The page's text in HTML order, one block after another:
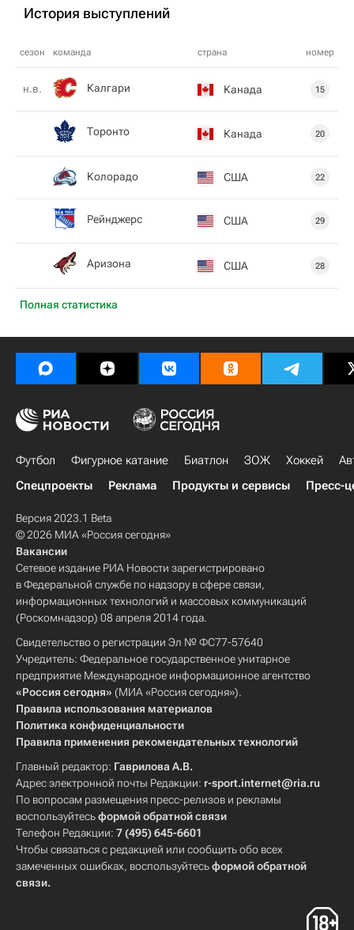
История выступлений
сезон команда страна номер
Полная статистика
н.в. Калгари Канада 15
Торонто Канада 20
Колорадо США 22
Рейнджерс США 29
Аризона США 28
Футбол Фигурное катание Биатлон ЗОЖ Хоккей
Спецпроекты
Реклама Продукты и сервисы Пресс-
Версия 2023.1 Beta
© 2026 МИА «Россия сегодня»
Вакансии
Сетевое издание РИА Новости зарегистрировано
в Федеральной службе по надзору в сфере связи,
информационных технологий и массовых коммуникаций
(Роскомнадзор) 08 апреля 2014 года.
Свидетельство о регистрации Эл № ФС77-57640
Учредитель: Федеральное государственное унитарное
предприятие Международное информационное агентство
«Россия сегодня» (МИА «Россия сегодня»).
Правила использования материалов
Политика конфиденциальности
Правила применения рекомендательных технологий
Главный редактор: Гаврилова А.В.
Адрес электронной почты Редакции: r-sport.internet@ria.ru
По вопросам размещения пресс-релизов и рекламы
воспользуйтесьформой обратной связи
Телефон Редакции: 7 (495) 645-6601
Чтобы связаться с редакцией или сообщить обо всех
замеченных ошибках, воспользуйтесьформой обратной
связи.